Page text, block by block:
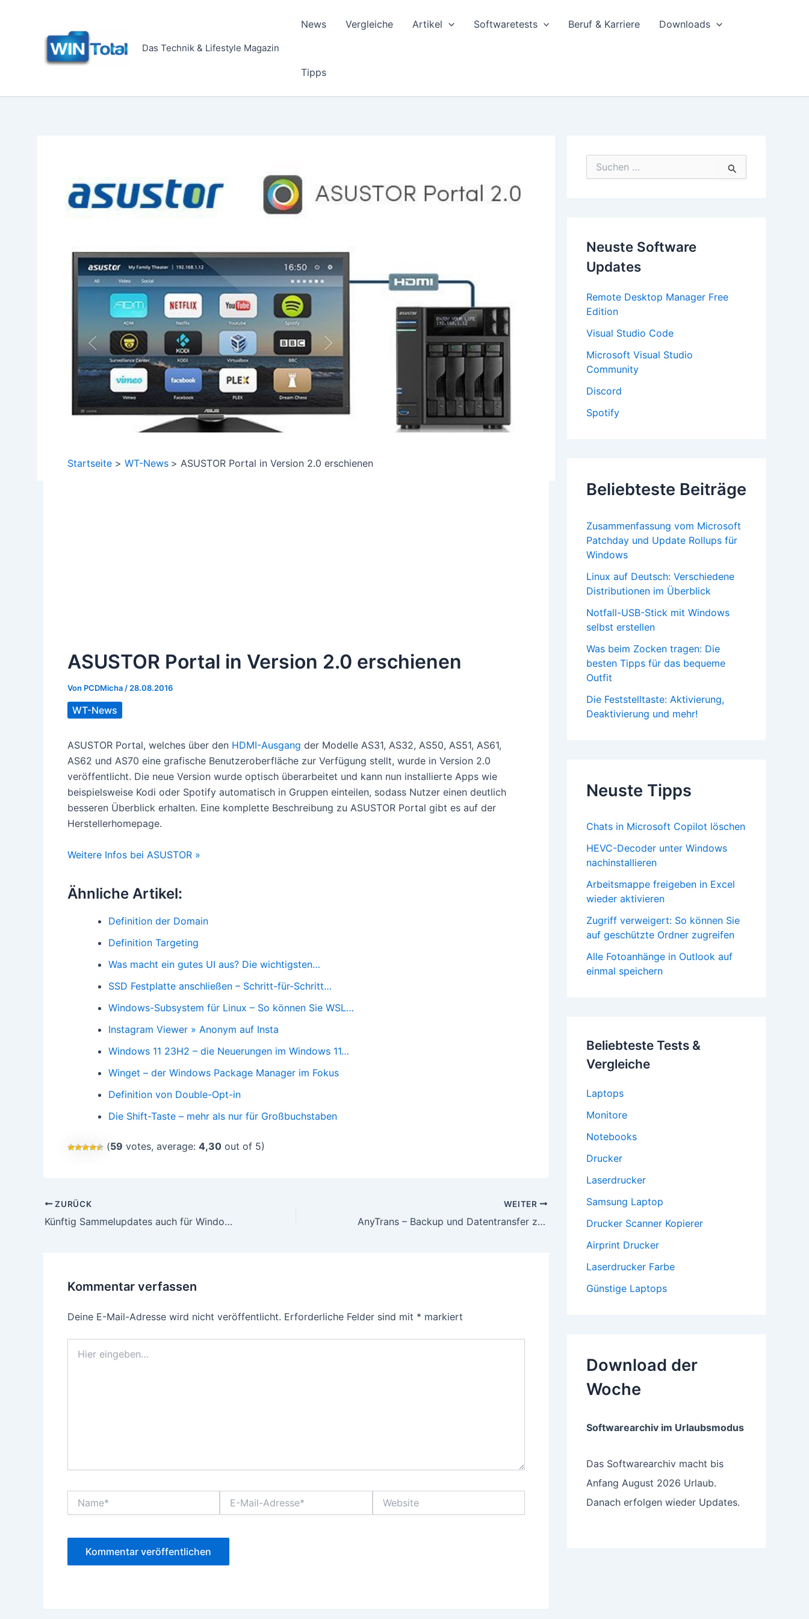
Das Technik & Lifestyle Magazin
News Vergleiche Artikel Softwaretests Beruf & Karriere Downloads
Tipps
Startseite WT-News ASUSTOR Portal in Version 2.0 erschienen
ASUSTOR Portal in Version 2.0 erschienen
Von PCDMicha/28.08.2016
WT-News
ASUSTOR Portal, welches über den HDMI-Ausgang der Modelle AS31, AS32, AS50, AS51, AS61,
AS62 und AS70 eine grafische Benutzeroberfläche zur Verfügung stellt, wurde in Version 2.0
veröffentlicht. Die neue Version wurde optisch überarbeitet und kann nun installierte Apps wie
beispielsweise Kodi oder Spotify automatisch in Gruppen einteilen, sodass Nutzer einen deutlich
besseren Überblick erhalten. Eine komplette Beschreibung zu ASUSTOR Portal gibt es auf der
Herstellerhomepage.
Weitere Infos bei ASUSTOR »
Ähnliche Artikel:
Definition der Domain
Definition Targeting
Was macht ein gutes UI aus? Die wichtigsten…
SSD Festplatte anschließen – Schritt-für-Schritt…
Windows-Subsystem für Linux – So können Sie WSL…
Instagram Viewer » Anonym auf Insta
Windows 11 23H2 – die Neuerungen im Windows 11…
Winget – der Windows Package Manager im Fokus
Definition von Double-Opt-in
Die Shift-Taste – mehr als nur für Großbuchstaben
(59 votes, average: 4,30 out of 5)
Beitragsnavigation
ZURÜCK
Künftig Sammelupdates auch für Windows 7 und Windows 8.1
WEITER
AnyTrans – Backup und Datentransfer zwischen iPhone, iPad und dem PC
Kommentar verfassen
Deine E-Mail-Adresse wird nicht veröffentlicht. Erforderliche Felder sind mit * markiert
eingeben…
Mail-
a
h
Neuste Software
Updates
Remote Desktop Manager Free
Edition
Visual Studio Code
Microsoft Visual Studio
Community
Discord
Spotify
Beliebteste Beiträge
Zusammenfassung vom Microsoft
Patchday und Update Rollups für
Windows
Linux auf Deutsch: Verschiedene
Distributionen im Überblick
Notfall-USB-Stick mit Windows
selbst erstellen
Was beim Zocken tragen: Die
besten Tipps für das bequeme
Outfit
Die Feststelltaste: Aktivierung,
Deaktivierung und mehr!
Neuste Tipps
Chats in Microsoft Copilot löschen
HEVC-Decoder unter Windows
nachinstallieren
Arbeitsmappe freigeben in Excel
wieder aktivieren
Zugriff verweigert: So können Sie
auf geschützte Ordner zugreifen
Alle Fotoanhänge in Outlook auf
einmal speichern
Beliebteste Tests &
Vergleiche
Laptops
Monitore
Notebooks
Drucker
Laserdrucker
Samsung Laptop
Drucker Scanner Kopierer
Airprint Drucker
Laserdrucker Farbe
Günstige Laptops
Download der
Woche
Softwarearchiv im Urlaubsmodus
Das Softwarearchiv macht bis
Anfang August 2026 Urlaub.
Danach erfolgen wieder Updates.